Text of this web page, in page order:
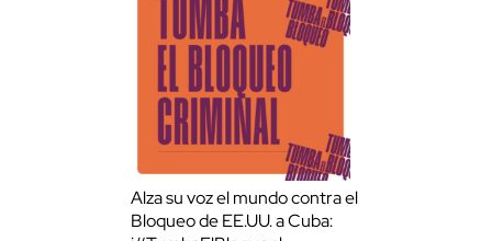
Alza su voz el mundo contra el
Bloqueo de EE.UU. a Cuba: